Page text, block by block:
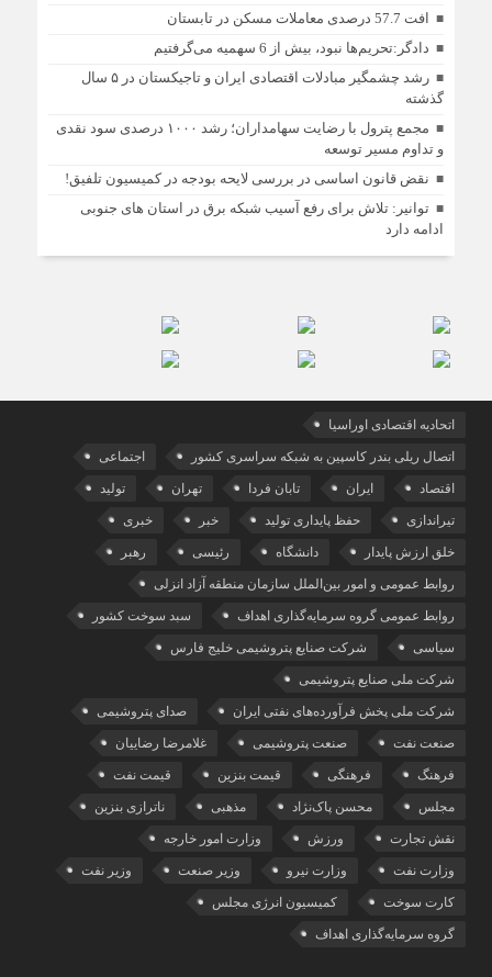
افت 57.7 درصدی معاملات مسکن در تابستان
دادگر:تحریم‌ها نبود، بیش از 6 سهمیه می‌گرفتیم
رشد چشمگیر مبادلات اقتصادی ایران و تاجیکستان در ۵ سال
گذشته
مجمع پترول با رضایت سهامداران؛ رشد ۱۰۰۰ درصدی سود نقدی
و تداوم مسیر توسعه
نقض قانون اساسی در بررسی لایحه بودجه در کمیسیون تلفیق!
توانیر: تلاش برای رفع آسیب شبکه برق در استان های جنوبی
ادامه دارد
اتحادیه اقتصادی اوراسیا
اتصال ریلی بندر کاسپین به شبکه سراسری کشور اجتماعی
اقتصاد ایران تابان فردا تهران تولید
تیراندازی حفظ پایداری تولید خبر خبری
خلق ارزش پایدار دانشگاه رئیسی رهبر
روابط عمومی و امور بین‌الملل سازمان منطقه آزاد انزلی
روابط عمومی گروه سرمایه‌گذاری اهداف سبد سوخت کشور
سیاسی شرکت صنایع پتروشیمی خلیج فارس
شرکت ملی صنایع پتروشیمی
شرکت ملی پخش فرآورده‌های نفتی ایران صدای پتروشیمی
صنعت نفت صنعت پتروشیمی غلامرضا رضاییان
فرهنگ فرهنگی قیمت بنزین قیمت نفت
مجلس محسن پاک‌نژاد مذهبی ناترازی بنزین
نقش تجارت ورزش وزارت امور خارجه
وزارت نفت وزارت نیرو وزیر صنعت وزیر نفت
کارت سوخت کمیسیون انرژی مجلس
گروه سرمایه‌‌گذاری اهداف